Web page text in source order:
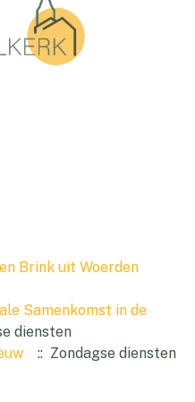
Brink uit Woerden
Samenkomst in de
diensten
:: Zondagse diensten